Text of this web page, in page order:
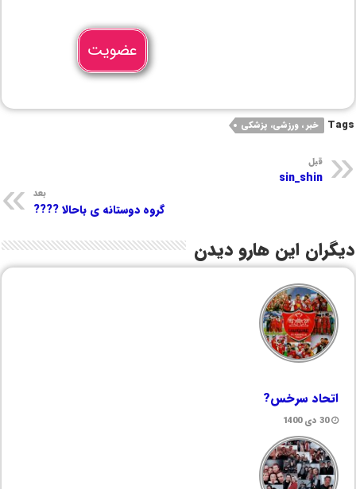
عضویت
Tags خبر ، ورزشی، پزشکی
قبل
sin_shin
بعد
گروه دوستانه ی باحالا ????
دیگران این هارو دیدن
اتحاد سرخس?
30 دی 1400